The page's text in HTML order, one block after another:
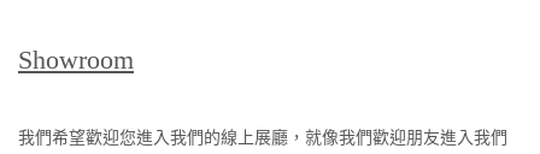
Showroom
我們希望歡迎您進入我們的線上展廳，就像我們歡迎朋友進入我們